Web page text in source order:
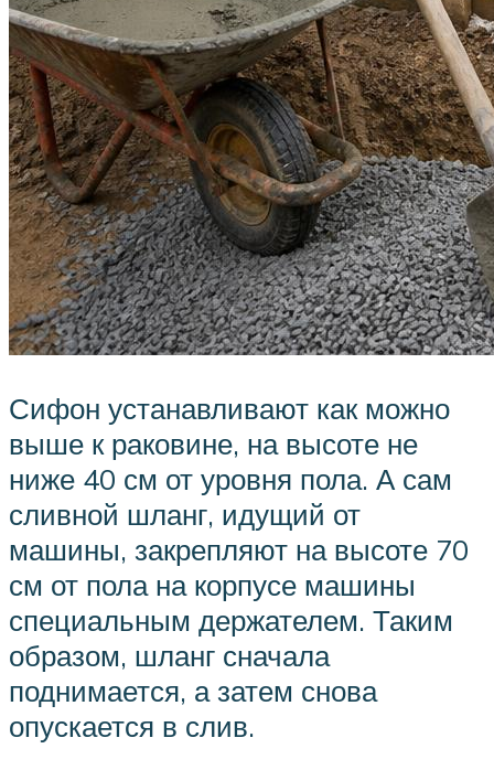
Сифон устанавливают как можно
выше к раковине, на высоте не
ниже 40 см от уровня пола. А сам
сливной шланг, идущий от
машины, закрепляют на высоте 70
см от пола на корпусе машины
специальным держателем. Таким
образом, шланг сначала
поднимается, а затем снова
опускается в слив.